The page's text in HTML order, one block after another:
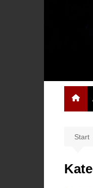
Das
Start